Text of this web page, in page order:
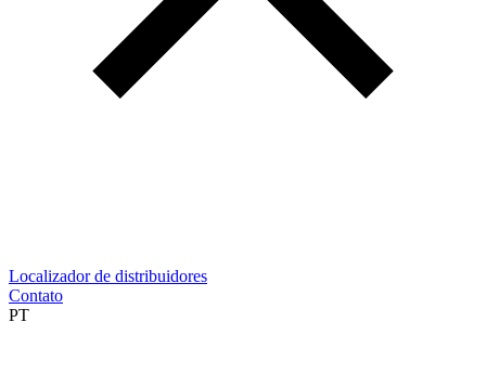
Localizador de distribuidores
Contato
PT